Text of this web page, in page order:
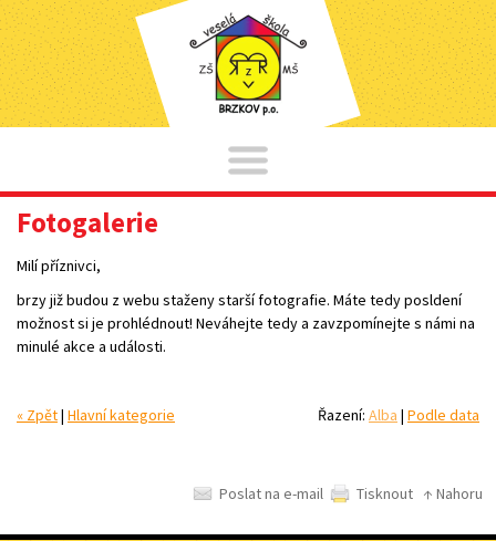
Fotogalerie
Milí příznivci,
brzy již budou z webu staženy starší fotografie. Máte tedy posldení
možnost si je prohlédnout! Neváhejte tedy a zavzpomínejte s námi na
minulé akce a události.
Řazení: Alba | Podle data
« Zpět| Hlavní kategorie
Poslat na e-mail Tisknout ↑ Nahoru